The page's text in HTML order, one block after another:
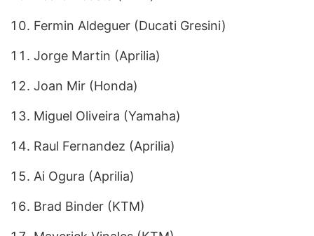
Fermin Aldeguer (Ducati Gresini)
Jorge Martin (Aprilia)
Joan Mir (Honda)
Miguel Oliveira (Yamaha)
Raul Fernandez (Aprilia)
Ai Ogura (Aprilia)
Brad Binder (KTM)